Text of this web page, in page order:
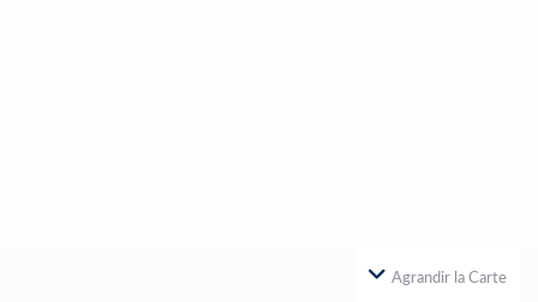
Agrandir la Carte